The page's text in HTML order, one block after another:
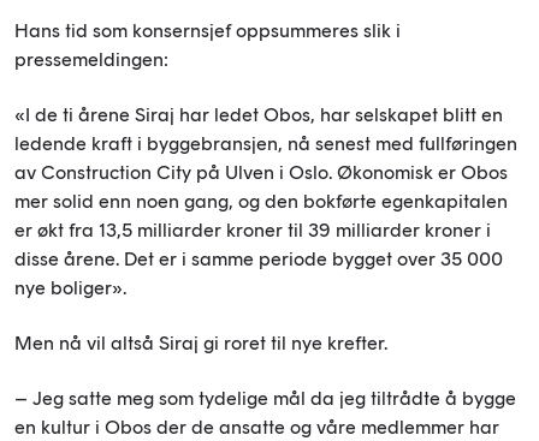
Hans tid som konsernsjef oppsummeres slik i
pressemeldingen:
«I de ti årene Siraj har ledet Obos, har selskapet blitt en
ledende kraft i byggebransjen, nå senest med fullføringen
av Construction City på Ulven i Oslo. Økonomisk er Obos
mer solid enn noen gang, og den bokførte egenkapitalen
er økt fra 13,5 milliarder kroner til 39 milliarder kroner i
disse årene. Det er i samme periode bygget over 35 000
nye boliger».
Men nå vil altså Siraj gi roret til nye krefter.
– Jeg satte meg som tydelige mål da jeg tiltrådte å bygge
en kultur i Obos der de ansatte og våre medlemmer har